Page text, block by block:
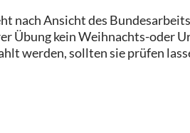
nach Ansicht des
Übung kein Weihnachts-oder
werden, sollten sie prüfen